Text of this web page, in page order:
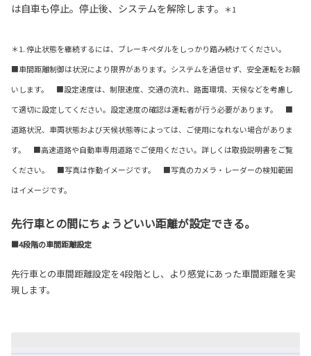
は自車も停止。停止後、システムを解除します。
＊1
＊1. 停止状態を継続するには、ブレーキペダルをしっかり踏み続けてください。
■車間距離制御は状況により限界があります。システムを過信せず、安全運転をお願
いします。 ■設定速度は、制限速度、交通の流れ、路面環境、天候などを考慮し
て適切に設定してください。設定速度の確認は運転者が行う必要があります。 ■
道路状況、車両状態および天候状態等によっては、ご使用になれない場合がありま
す。 ■高速道路や自動車専用道路でご使用ください。詳しくは取扱説明書をご覧
ください。 ■写真は作動イメージです。 ■写真のカメラ・レーダーの検知範囲
はイメージです。
先行車との間にちょうどいい距離が設定できる。
■4段階の車間距離設定
先行車との車間距離設定を4段階とし、より感覚にあった車間距離を実
現します。